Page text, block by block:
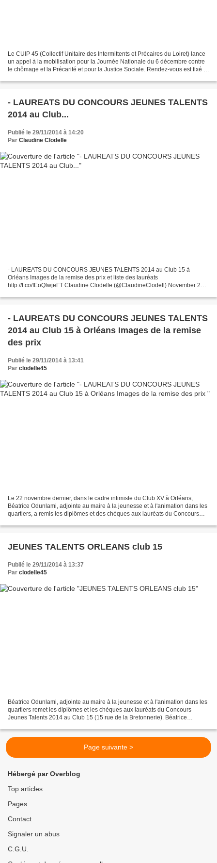
Le CUIP 45 (Collectif Unitaire des Intermittents et Précaires du Loiret) lance
un appel à la mobilisation pour la Journée Nationale du 6 décembre contre
le chômage et la Précarité et pour la Justice Sociale. Rendez-vous est fixé le
- LAUREATS DU CONCOURS JEUNES TALENTS
2014 au Club...
Publié le 29/11/2014 à 14:20
Par Claudine Clodelle
- LAUREATS DU CONCOURS JEUNES TALENTS 2014 au Club 15 à
Orléans Images de la remise des prix et liste des lauréats
http://t.co/fEoQlwjeFT Claudine Clodelle (@ClaudineClodell) November 29,
- LAUREATS DU CONCOURS JEUNES TALENTS
2014 au Club 15 à Orléans Images de la remise
des prix
Publié le 29/11/2014 à 13:41
Par clodelle45
Le 22 novembre dernier, dans le cadre intimiste du Club XV à Orléans,
Béatrice Odunlami, adjointe au maire à la jeunesse et à l'animation dans les
quartiers, a remis les diplômes et des chèques aux lauréats du Concours
JEUNES TALENTS ORLEANS club 15
Publié le 29/11/2014 à 13:37
Par clodelle45
Béatrice Odunlami, adjointe au maire à la jeunesse et à l'animation dans les
quartiers remet les diplômes et les chèques aux lauréats du Concours
Jeunes Talents 2014 au Club 15 (15 rue de la Bretonnerie). Béatrice
Page suivante >
Hébergé par Overblog
Top articles
Pages
Contact
Signaler un abus
C.G.U.